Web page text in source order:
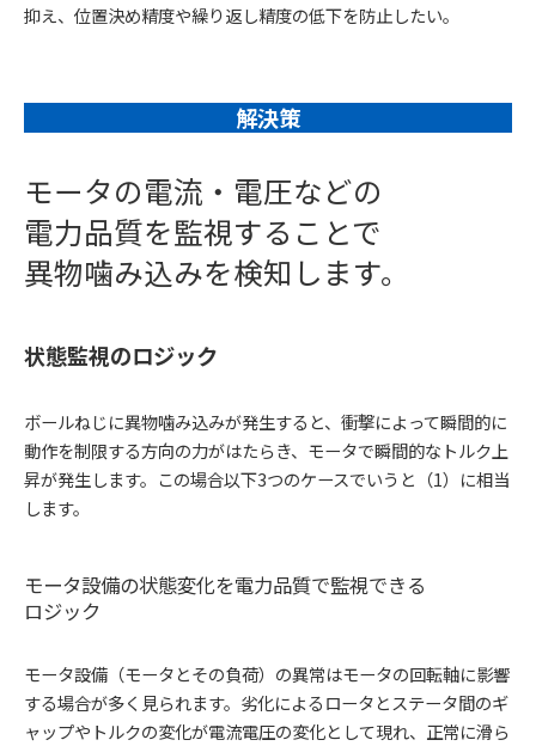
抑え、位置決め精度や繰り返し精度の低下を防止したい。
解決策
モータの電流・電圧などの
電力品質を監視することで
異物噛み込みを検知します。
状態監視のロジック
ボールねじに異物噛み込みが発生すると、衝撃によって瞬間的に
動作を制限する方向の力がはたらき、モータで瞬間的なトルク上
昇が発生します。この場合以下3つのケースでいうと（1）に相当
します。
モータ設備の状態変化を電力品質で監視できる
ロジック
モータ設備（モータとその負荷）の異常はモータの回転軸に影響
する場合が多く見られます。劣化によるロータとステータ間のギ
ャップやトルクの変化が電流電圧の変化として現れ、正常に滑ら